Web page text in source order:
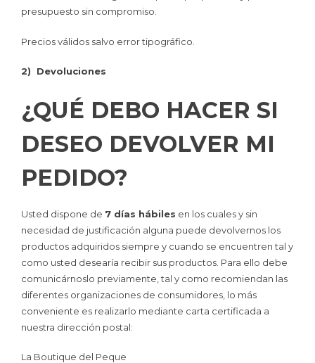
presupuesto sin compromiso.
Precios válidos salvo error tipográfico.
2) Devoluciones
¿QUÉ DEBO HACER SI
DESEO DEVOLVER MI
PEDIDO?
Usted dispone de 7 días hábiles en los cuales y sin
necesidad de justificación alguna puede devolvernos los
productos adquiridos siempre y cuando se encuentren tal y
como usted desearía recibir sus productos. Para ello debe
comunicárnoslo previamente, tal y como recomiendan las
diferentes organizaciones de consumidores, lo más
conveniente es realizarlo mediante carta certificada a
nuestra dirección postal:
La Boutique del Peque